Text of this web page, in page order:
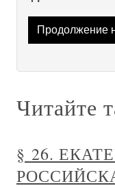
Продолжение
Читайте
§ 26.